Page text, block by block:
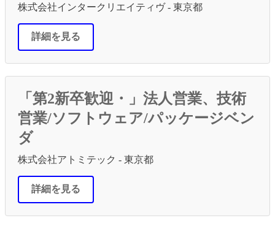
株式会社インタークリエイティヴ - 東京都
詳細を見る
「第2新卒歓迎・」法人営業、技術
営業/ソフトウェア/パッケージベン
ダ
株式会社アトミテック - 東京都
詳細を見る